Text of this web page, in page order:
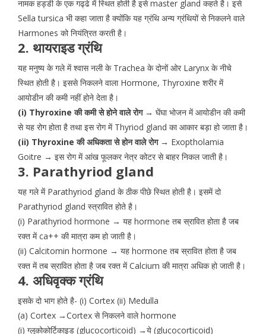
नामक हड्डी के एक गढ्ढे में स्थित होती है इसे master gland कहते है। इसे
Sella tursica भी कहा जाता है क्योंकि यह ग्रंथि अन्य ग्रंथियों से निकलने वाले
Harmones को नियंत्रित करती है।
2. थायराइड ग्रंथि
यह मनुष्य के गले में श्वास नली के Trachea के दोनों ओर Larynx के नीचे
स्थित होती है। इससे निकलने वाला Hormone, Thyroxine शरीर में
आयोडीन की कमी नहीं होने देता है।
(i) Thyroxine की कमी से होने वाले रोग → घेंघा भोजन में आयोडीन की कमी
से यह रोग होता है तथा इस रोग में Thyriod gland का आकार बड़ा हो जाता है।
(ii) Thyroxine की अधिकता से होन वाले रोग → Exoptholamia
Goitre → इस रोग में आंख फूलकर नेत्र कोटर से बाहर निकल जाती है।
3. Parathyriod gland
यह गले में Parathyriod gland के ठीक पीछे स्थित होती है। इसमें दो
Parathyriod gland स्त्रावित होते है।
(i) Parathyriod hormone → यह hormone तब स्रावित होता है जब
रक्त में ca++ की मात्रा कम हो जाती है।
(ii) Calcitomin hormone → यह hormone तब स्रावित होता है जब
रक्त में तब स्रावित होता है जब रक्त में Calcium की मात्रा अधिक हो जाती है।
4. अधिवृक्क ग्रंथि
इसके दो भाग होते है- (i) Cortex (ii) Medulla
(a) Cortex →Cortex से निकलने वाले hormone
(i) ग्लूकोकोर्टिकाइड (glucocorticoid) →ये (glucocorticoid)